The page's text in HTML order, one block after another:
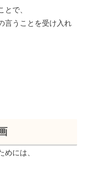
で、
言うことを受け入れ
には、